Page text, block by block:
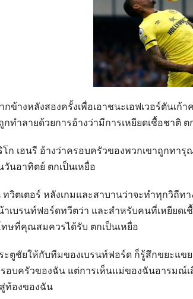
กข้างหลังสองครั้งเพื่อเอาชนะเอฟเวอร์ตันเ
ทำลายด้วยการอ้างว่ามีการเหยียดเชื้อชาติ ต
ก เฮนรี อ้างว่าครอบครัวของพวกเขาถูกทา
นอาทิตย์ ตกเป็นเหยื่อ
วิตเตอร์ หลังเกมและสาบานว่าจะทำทุกวิถีท
เบรนท์ฟอร์ดทวีตว่า และสำหรับคนที่เหยียด
ษที่คุณสมควรได้รับ ตกเป็นเหยื่อ
ะตูชัยให้กับทีมของเบรนท์ฟอร์ด ก็รู้สึกขยะแข
อบครัวของฉัน แต่การเห็นแม่ของฉันอารมณ์เ
ท้องของฉัน